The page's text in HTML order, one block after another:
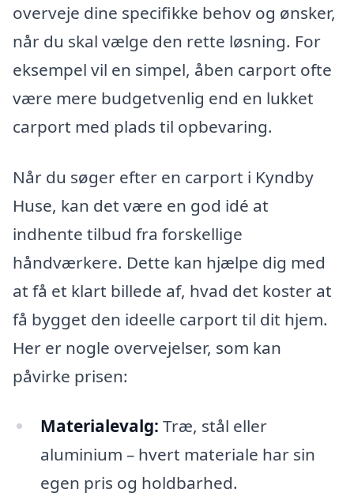
overveje dine specifikke behov og ønsker,
når du skal vælge den rette løsning. For
eksempel vil en simpel, åben carport ofte
være mere budgetvenlig end en lukket
carport med plads til opbevaring.
Når du søger efter en carport i Kyndby
Huse, kan det være en god idé at
indhente tilbud fra forskellige
håndværkere. Dette kan hjælpe dig med
at få et klart billede af, hvad det koster at
få bygget den ideelle carport til dit hjem.
Her er nogle overvejelser, som kan
påvirke prisen:
Materialevalg: Træ, stål eller
aluminium – hvert materiale har sin
egen pris og holdbarhed.